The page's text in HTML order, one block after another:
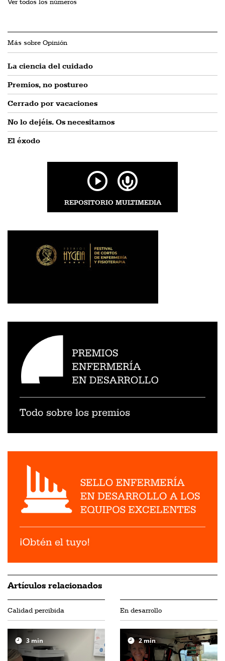
Ver todos los números
Más sobre Opinión
La ciencia del cuidado
Premios, no postureo
Cerrado por vacaciones
No lo dejéis. Os necesitamos
El éxodo
REPOSITORIO MULTIMEDIA
Artículos relacionados
Calidad percibida
3 min
En desarrollo
2min